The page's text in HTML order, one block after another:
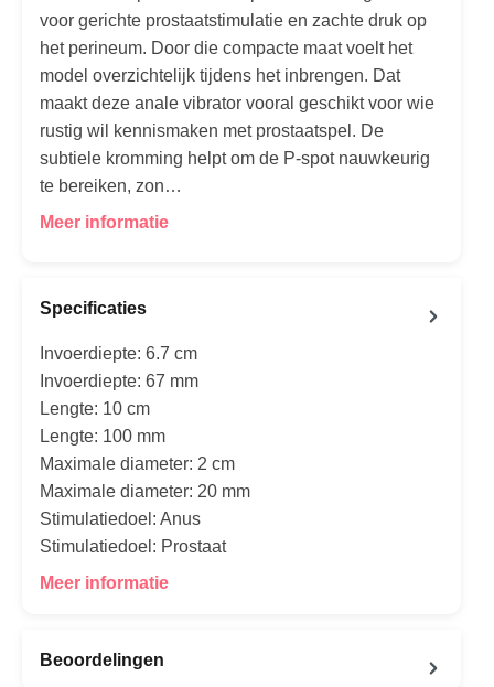
voor gerichte prostaatstimulatie en zachte druk op
het perineum. Door die compacte maat voelt het
model overzichtelijk tijdens het inbrengen. Dat
maakt deze anale vibrator vooral geschikt voor wie
rustig wil kennismaken met prostaatspel. De
subtiele kromming helpt om de P-spot nauwkeurig
te bereiken, zon…
Meer informatie
Specificaties
Invoerdiepte: 6.7 cm
Invoerdiepte: 67 mm
Lengte: 10 cm
Lengte: 100 mm
Maximale diameter: 2 cm
Maximale diameter: 20 mm
Stimulatiedoel: Anus
Stimulatiedoel: Prostaat
Meer informatie
Beoordelingen